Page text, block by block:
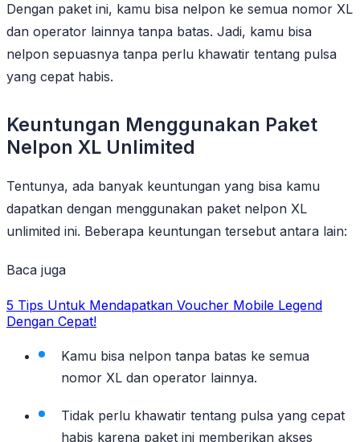
Dengan paket ini, kamu bisa nelpon ke semua nomor XL
dan operator lainnya tanpa batas. Jadi, kamu bisa
nelpon sepuasnya tanpa perlu khawatir tentang pulsa
yang cepat habis.
Keuntungan Menggunakan Paket
Nelpon XL Unlimited
Tentunya, ada banyak keuntungan yang bisa kamu
dapatkan dengan menggunakan paket nelpon XL
unlimited ini. Beberapa keuntungan tersebut antara lain:
Baca juga
5 Tips Untuk Mendapatkan Voucher Mobile Legend
Dengan Cepat!
Kamu bisa nelpon tanpa batas ke semua
nomor XL dan operator lainnya.
Tidak perlu khawatir tentang pulsa yang cepat
habis karena paket ini memberikan akses